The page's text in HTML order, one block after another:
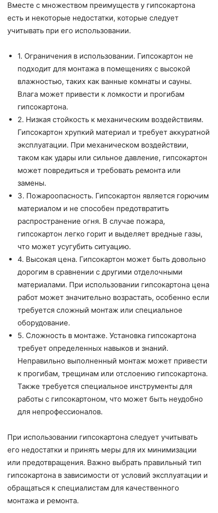
Вместе с множеством преимуществ у гипсокартона
есть и некоторые недостатки, которые следует
учитывать при его использовании.
1. Ограничения в использовании. Гипсокартон не
подходит для монтажа в помещениях с высокой
влажностью, таких как ванные комнаты и сауны.
Влага может привести к ломкости и прогибам
гипсокартона.
2. Низкая стойкость к механическим воздействиям.
Гипсокартон хрупкий материал и требует аккуратной
эксплуатации. При механическом воздействии,
таком как удары или сильное давление, гипсокартон
может повредиться и требовать ремонта или
замены.
3. Пожароопасность. Гипсокартон является горючим
материалом и не способен предотвратить
распространение огня. В случае пожара,
гипсокартон легко горит и выделяет вредные газы,
что может усугубить ситуацию.
4. Высокая цена. Гипсокартон может быть довольно
дорогим в сравнении с другими отделочными
материалами. При использовании гипсокартона цена
работ может значительно возрастать, особенно если
требуется сложный монтаж или специальное
оборудование.
5. Сложность в монтаже. Установка гипсокартона
требует определенных навыков и знаний.
Неправильно выполненный монтаж может привести
к прогибам, трещинам или отслоению гипсокартона.
Также требуется специальное инструменты для
работы с гипсокартоном, что может быть неудобно
для непрофессионалов.
При использовании гипсокартона следует учитывать
его недостатки и принять меры для их минимизации
или предотвращения. Важно выбрать правильный тип
гипсокартона в зависимости от условий эксплуатации и
обращаться к специалистам для качественного
монтажа и ремонта.